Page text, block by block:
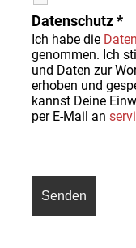
Datenschutz *
Ich habe die
genommen. Ich
und Daten zur
erhoben und
kannst Deine
per E-Mail an